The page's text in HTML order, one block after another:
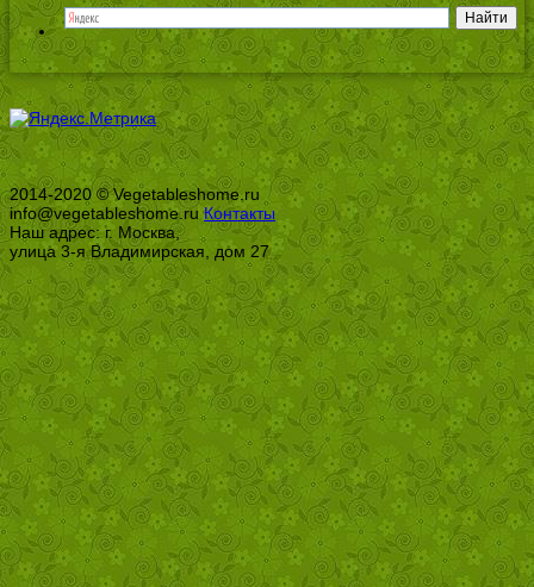
2014-2020 © Vegetableshome.ru
info@vegetableshome.ruКонтакты
Наш адрес: г. Москва,
улица 3-я Владимирская, дом 27